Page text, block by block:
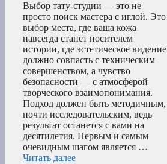
Выбор тату-студии — это не
просто поиск мастера с иглой. Это
выбор места, где ваша кожа
навсегда станет носителем
истории, где эстетическое видение
должно совпасть с техническим
совершенством, а чувство
безопасности — с атмосферой
творческого взаимопонимания.
Подход должен быть методичным,
почти исследовательским, ведь
результат останется с вами на
десятилетия. Первым и самым
очевидным шагом является …
Читать далее